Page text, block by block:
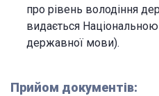
про рівень володіння
видається Національною
державної мови).
Прийом документів: